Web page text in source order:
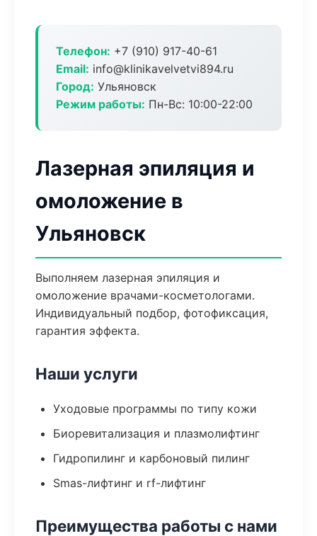
Телефон: +7 (910) 917-40-61
Email: info@klinikavelvetvi894.ru
Город: Ульяновск
Режим работы: Пн-Вс: 10:00-22:00
Лазерная эпиляция и
омоложение в
Ульяновск
Выполняем лазерная эпиляция и
омоложение врачами-косметологами.
Индивидуальный подбор, фотофиксация,
гарантия эффекта.
Наши услуги
Уходовые программы по типу кожи
Биоревитализация и плазмолифтинг
Гидропилинг и карбоновый пилинг
Smas-лифтинг и rf-лифтинг
Преимущества работы с нами